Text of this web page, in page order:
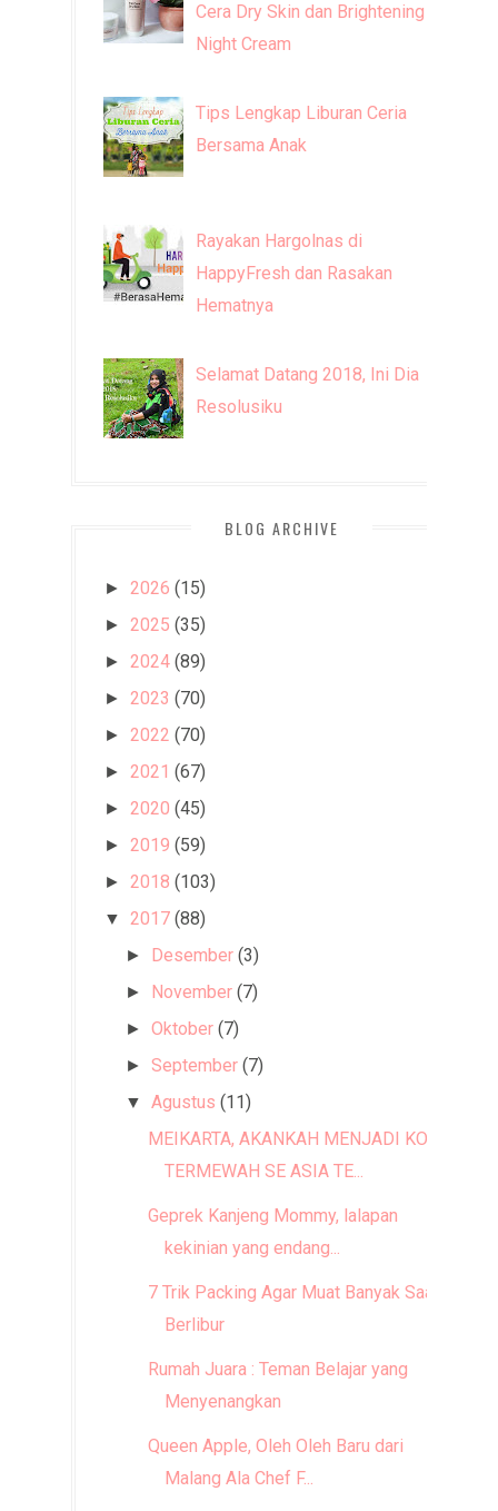
Cera Dry Skin dan Brightening
Night Cream
Tips Lengkap Liburan Ceria
Bersama Anak
Rayakan Hargolnas di
HappyFresh dan Rasakan
Hematnya
Selamat Datang 2018, Ini Dia
Resolusiku
BLOG ARCHIVE
► 2026 (15)
► 2025 (35)
► 2024 (89)
► 2023 (70)
► 2022 (70)
► 2021 (67)
► 2020 (45)
► 2019 (59)
► 2018 (103)
▼ 2017 (88)
► Desember (3)
► November (7)
►Oktober (7)
►September (7)
▼ Agustus (11)
MEIKARTA, AKANKAH MENJADI KOTA
TERMEWAH SE ASIA TE...
Geprek Kanjeng Mommy, lalapan
kekinian yang endang...
7 Trik Packing Agar Muat Banyak Saat
Berlibur
Rumah Juara : Teman Belajar yang
Menyenangkan
Queen Apple, Oleh Oleh Baru dari
Malang Ala Chef F...